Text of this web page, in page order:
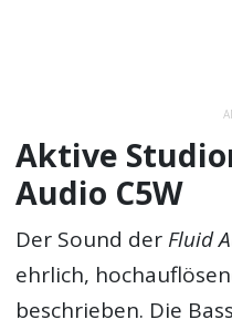
Aktive
Audio C5W
Der Sound der Fluid
ehrlich,
beschrieben. Die